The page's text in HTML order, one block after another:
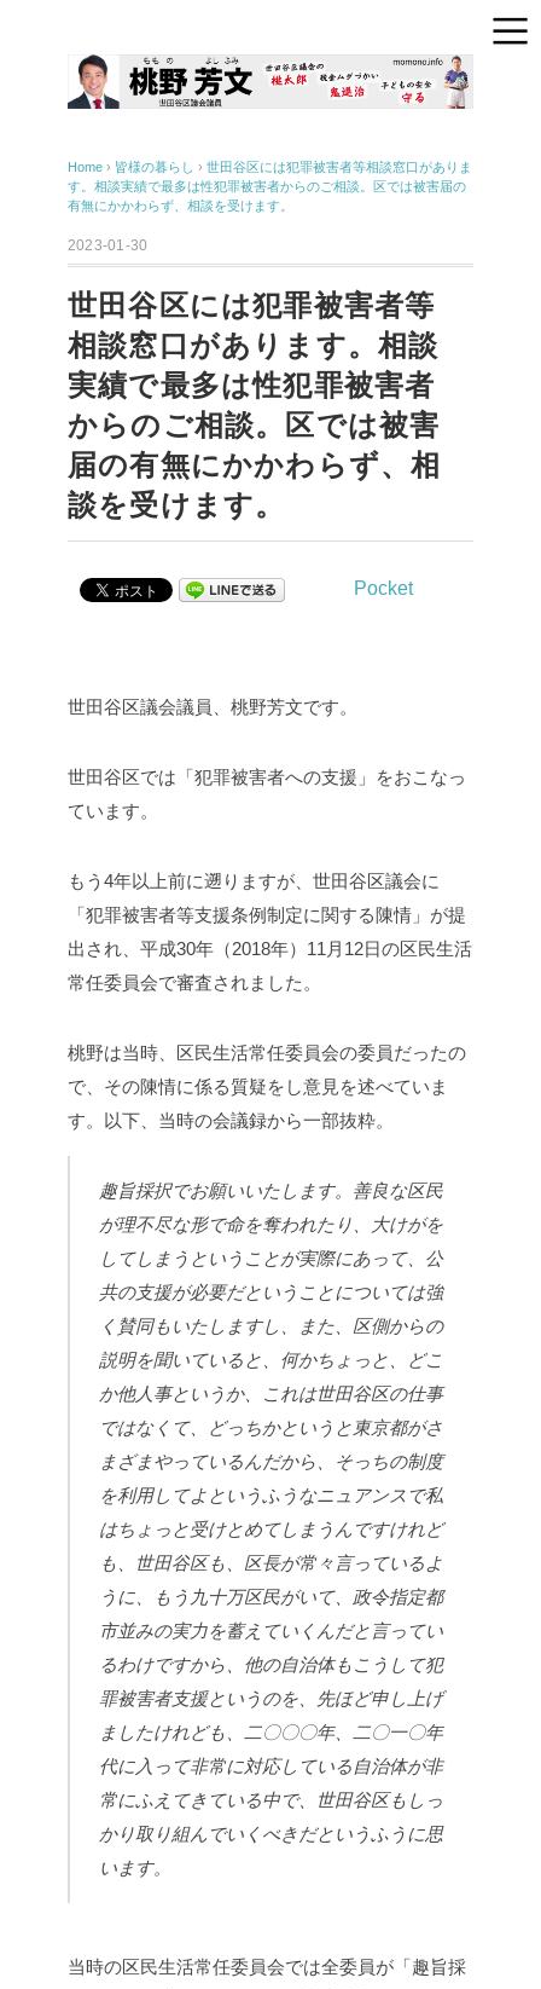
Home › 皆様の暮らし › 世田谷区には犯罪被害者等相談窓口がありま
す。相談実績で最多は性犯罪被害者からのご相談。区では被害届の
有無にかかわらず、相談を受けます。
2023-01-30
世田谷区には犯罪被害者等
相談窓口があります。相談
実績で最多は性犯罪被害者
からのご相談。区では被害
届の有無にかかわらず、相
談を受けます。
Pocket
世田谷区議会議員、桃野芳文です。
世田谷区では「犯罪被害者への支援」をおこなっ
ています。
もう4年以上前に遡りますが、世田谷区議会に
「犯罪被害者等支援条例制定に関する陳情」が提
出され、平成30年（2018年）11月12日の区民生活
常任委員会で審査されました。
桃野は当時、区民生活常任委員会の委員だったの
で、その陳情に係る質疑をし意見を述べていま
す。以下、当時の会議録から一部抜粋。
趣旨採択でお願いいたします。善良な区民
が理不尽な形で命を奪われたり、大けがを
してしまうということが実際にあって、公
共の支援が必要だということについては強
く賛同もいたしますし、また、区側からの
説明を聞いていると、何かちょっと、どこ
か他人事というか、これは世田谷区の仕事
ではなくて、どっちかというと東京都がさ
まざまやっているんだから、そっちの制度
を利用してよというふうなニュアンスで私
はちょっと受けとめてしまうんですけれど
も、世田谷区も、区長が常々言っているよ
うに、もう九十万区民がいて、政令指定都
市並みの実力を蓄えていくんだと言ってい
るわけですから、他の自治体もこうして犯
罪被害者支援というのを、先ほど申し上げ
ましたけれども、二〇〇〇年、二〇一〇年
代に入って非常に対応している自治体が非
常にふえてきている中で、世田谷区もしっ
かり取り組んでいくべきだというふうに思
います。
当時の区民生活常任委員会では全委員が「趣旨採